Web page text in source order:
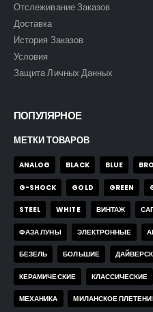
Отслеживание Заказов
Доставка
История Заказов
Условия
Защита Личных Данных
ПОПУЛЯРНОЕ
МЕТКИ ТОВАРОВ
ANALOG BLACK BLUE
G-SHOCK GOLD GREEN
STEEL WHITE ВИНТАЖ
ФАЗА ЛУНЫ ЭЛЕКТРОННЫЕ
БЕЗЕЛЬ БОЛЬШИЕ
КЕРАМИЧЕСКИЕ КЛАССИЧЕСКИЕ
МЕХАНИКА МИЛАНСКОЕ